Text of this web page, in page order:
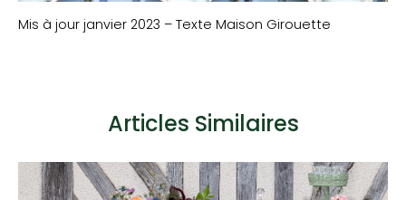
Mis à jour janvier 2023 – Texte Maison Girouette
Articles Similaires